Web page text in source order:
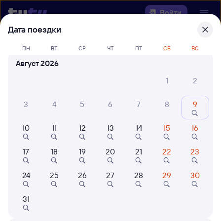
Войти
Выберите день, чтобы найтиж/д
билеты Кутулик — Тяжин
Куда
Когда
Кто едет
Найти поезда
Дата поездки
ПН ВТ СР ЧТ ПТ СБ ВС
Август 2026
1
2
3 4 5 6 7 8 9
10 11 12 13 14 15 16
17 18 19 20 21 22 23
24 25 26 27 28 29 30
31